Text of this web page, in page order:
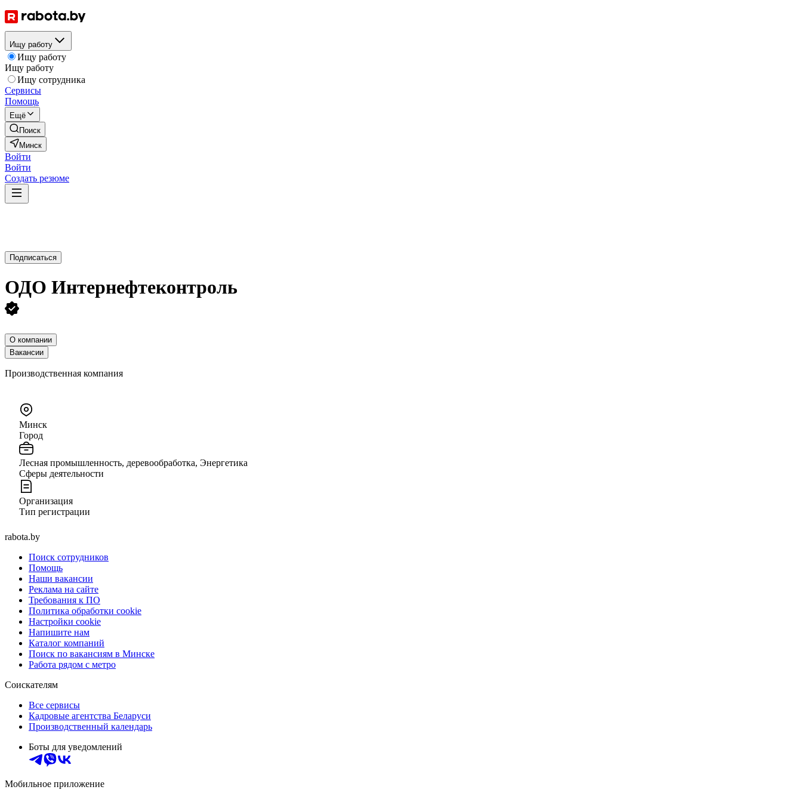
Ищу работу
Ищу работу
Ищу работу
Ищу сотрудника
Сервисы
Помощь
Ещё
Поиск
Минск
Войти
Войти
Создать резюме
Подписаться
ОДО Интернефтеконтроль
О компании
Вакансии
Производственная компания
Минск
Город
Лесная промышленность, деревообработка, Энергетика
Сферы деятельности
Организация
Тип регистрации
rabota.by
Поиск сотрудников
Помощь
Наши вакансии
Реклама на сайте
Требования к ПО
Политика обработки cookie
Настройки cookie
Напишите нам
Каталог компаний
Поиск по вакансиям в Минске
Работа рядом с метро
Соискателям
Все сервисы
Кадровые агентства Беларуси
Производственный календарь
Боты для уведомлений
Мобильное приложение